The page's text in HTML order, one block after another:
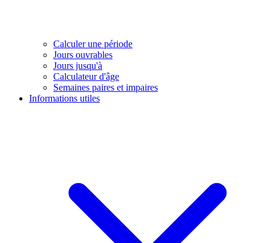
Calculer une période
Jours ouvrables
Jours jusqu'à
Calculateur d'âge
Semaines paires et impaires
Informations utiles